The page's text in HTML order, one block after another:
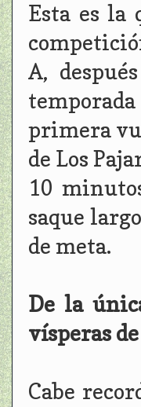
Esta es la
A,
primera
de Los
10
saque
de meta.
De la
vísperas
Cabe